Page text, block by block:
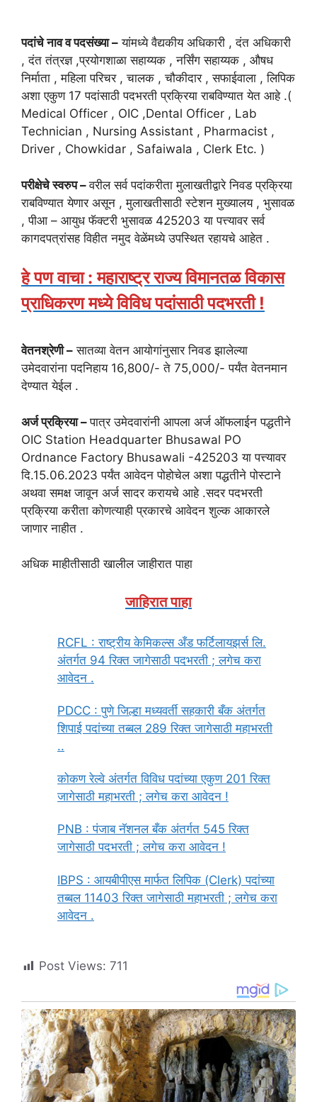
पदांचे नाव व पदसंख्या – यांमध्ये वैद्यकीय अधिकारी , दंत अधिकारी
, दंत तंत्रज्ञ ,प्रयोगशाळा सहाय्यक , नर्सिंग सहाय्यक , औषध
निर्माता , महिला परिचर , चालक , चौकीदार , सफाईवाला , लिपिक
अशा एकुण 17 पदांसाठी पदभरती प्रक्रिया राबविण्यात येत आहे .(
Medical Officer , OIC ,Dental Officer , Lab
Technician , Nursing Assistant , Pharmacist ,
Driver , Chowkidar , Safaiwala , Clerk Etc. )
परीक्षेचे स्वरुप –वरील सर्व पदांकरीता मुलाखतीद्वारे निवड प्रक्रिया
राबविण्यात येणार असून , मुलाखतीसाठी स्टेशन मुख्यालय , भुसावळ
, पीआ – आयुध फॅक्टरी भुसावळ 425203 या पत्त्यावर सर्व
कागदपत्रांसह विहीत नमुद वेळेंमध्ये उपस्थित रहायचे आहेत .
हे पण वाचा : महाराष्ट्र राज्य विमानतळ विकास
प्राधिकरण मध्ये विविध पदांसाठी पदभरती !
वेतनश्रेणी – सातव्या वेतन आयोगांनुसार निवड झालेल्या
उमेदवारांना पदनिहाय 16,800/- ते 75,000/- पर्यंत वेतनमान
देण्यात येईल .
अर्ज प्रक्रिया –पात्र उमेदवारांनी आपला अर्ज ऑफलाईन पद्धतीने
OIC Station Headquarter Bhusawal PO
Ordnance Factory Bhusawali -425203 या पत्त्यावर
दि.15.06.2023 पर्यंत आवेदन पोहोचेल अशा पद्धतीने पोस्टाने
अथवा समक्ष जावून अर्ज सादर करायचे आहे .सदर पदभरती
प्रक्रिया करीता कोणत्याही प्रकारचे आवेदन शुल्क आकारले
जाणार नाहीत .
अधिक माहीतीसाठी खालील जाहीरात पाहा
जाहिरात पाहा
RCFL : राष्ट्रीय केमिकल्स अँड फर्टिलायझर्स लि.
अंतर्गत 94 रिक्त जागेसाठी पदभरती ; लगेच करा
आवेदन .
PDCC : पुणे जिल्हा मध्यवर्ती सहकारी बँक अंतर्गत
शिपाई पदांच्या तब्बल 289 रिक्त जागेसाठी महाभरती
..
कोकण रेल्वे अंतर्गत विविध पदांच्या एकुण 201 रिक्त
जागेसाठी महाभरती ; लगेच करा आवेदन !
PNB : पंजाब नॅशनल बँक अंतर्गत 545 रिक्त
जागेसाठी पदभरती ; लगेच करा आवेदन !
IBPS : आयबीपीएस मार्फत लिपिक (Clerk) पदांच्या
तब्बल 11403 रिक्त जागेसाठी महाभरती ; लगेच करा
आवेदन .
Post Views: 711